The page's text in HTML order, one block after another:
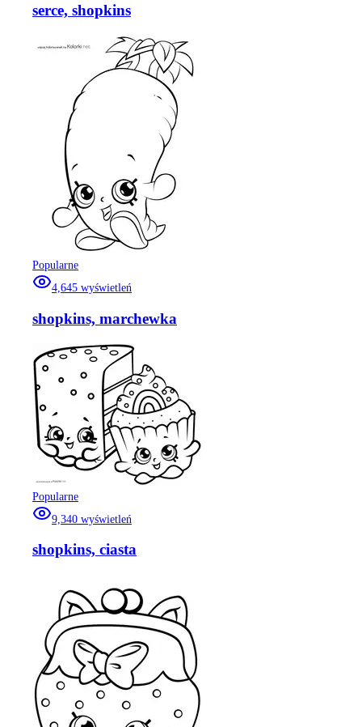
serce, shopkins
Popularne
4,645 wyświetleń
shopkins, marchewka
Popularne
9,340 wyświetleń
shopkins, ciasta